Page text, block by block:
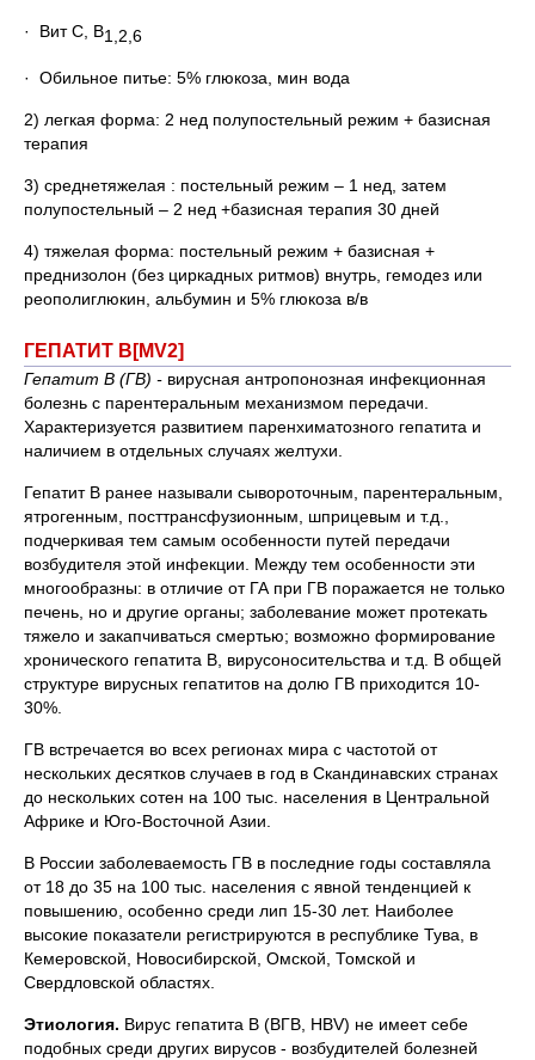
· Вит С, В1,2,6
· Обильное питье: 5% глюкоза, мин вода
2) легкая форма: 2 нед полупостельный режим + базисная
терапия
3) среднетяжелая : постельный режим – 1 нед, затем
полупостельный – 2 нед +базисная терапия 30 дней
4) тяжелая форма: постельный режим + базисная +
преднизолон (без циркадных ритмов) внутрь, гемодез или
реополиглюкин, альбумин и 5% глюкоза в/в
ГЕПАТИТ В[MV2]
Гепатит В (ГВ) - вирусная антропонозная инфекционная
болезнь с парентеральным механизмом передачи.
Характеризуется развитием паренхиматозного гепатита и
наличием в отдельных случаях желтухи.
Гепатит В ранее называли сывороточным, парентеральным,
ятрогенным, посттрансфузионным, шприцевым и т.д.,
подчеркивая тем самым особенности путей передачи
возбудителя этой инфекции. Между тем особенности эти
многообразны: в отличие от ГА при ГВ поражается не только
печень, но и другие органы; заболевание может протекать
тяжело и закапчиваться смертью; возможно формирование
хронического гепатита В, вирусоносительства и т.д. В общей
структуре вирусных гепатитов на долю ГВ приходится 10-
30%.
ГВ встречается во всех регионах мира с частотой от
нескольких десятков случаев в год в Скандинавских странах
до нескольких сотен на 100 тыс. населения в Центральной
Африке и Юго-Восточной Азии.
В России заболеваемость ГВ в последние годы составляла
от 18 до 35 на 100 тыс. населения с явной тенденцией к
повышению, особенно среди лип 15-30 лет. Наиболее
высокие показатели регистрируются в республике Тува, в
Кемеровской, Новосибирской, Омской, Томской и
Свердловской областях.
Этиология. Вирус гепатита В (ВГВ, HBV) не имеет себе
подобных среди других вирусов - возбудителей болезней